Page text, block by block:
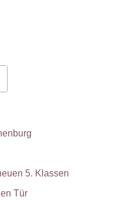
5. Klassen
Tür